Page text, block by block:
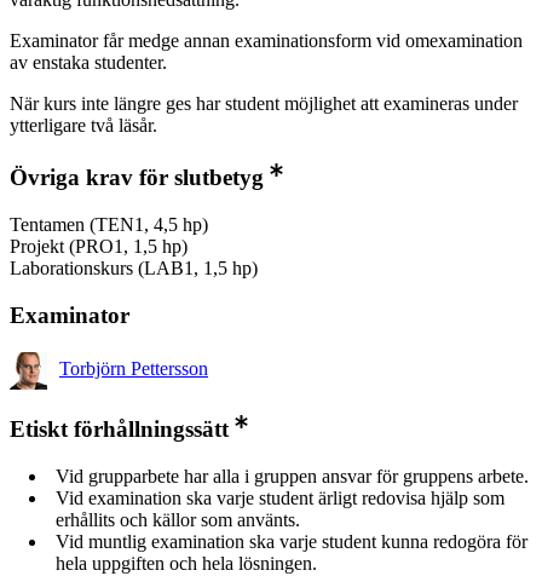
Examinator får medge annan examinationsform vid omexamination
av enstaka studenter.
När kurs inte längre ges har student möjlighet att examineras under
ytterligare två läsår.
Övriga krav för slutbetyg
Tentamen (TEN1, 4,5 hp)
Projekt (PRO1, 1,5 hp)
Laborationskurs (LAB1, 1,5 hp)
Examinator
Torbjörn Pettersson
Etiskt förhållningssätt
Vid grupparbete har alla i gruppen ansvar för gruppens arbete.
Vid examination ska varje student ärligt redovisa hjälp som
erhållits och källor som använts.
Vid muntlig examination ska varje student kunna redogöra för
hela uppgiften och hela lösningen.